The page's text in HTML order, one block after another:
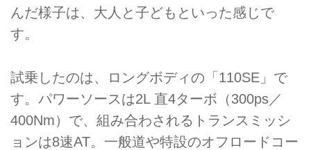
んだ様子は、大人と子どもといった感じで
す。
試乗したのは、ロングボディの「110SE」で
す。パワーソースは2L 直4ターボ（300ps／
400Nm）で、組み合わされるトランスミッシ
ョンは8速AT。一般道や特設のオフロードコー